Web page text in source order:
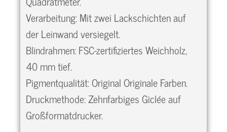
Verarbeitung: Mit zwei Lackschichten auf
der Leinwand versiegelt.
Blindrahmen: FSC-zertifiziertes Weichholz,
40 mm tief.
Pigmentqualität: Original Originale Farben.
Druckmethode: Zehnfarbiges Giclée auf
Großformatdrucker.